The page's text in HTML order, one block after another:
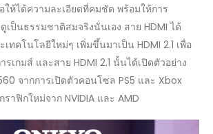
อให้ได้ความละเอียดที่คมชัด พร้อมให้การ
เป็นธรรมชาติสมจริงนั่นเอง สาย HDMI ได้
ทคโนโลยีใหม่ๆ เพิ่มขึ้นมาเป็น HDMI 2.1 เพื่อ
รเกมส์ และสาย HDMI 2.1 นั้นได้เปิดตัวอย่าง
จากการเปิดตัวคอนโซล PS5 และ Xbox
าฟิกใหม่จาก NVIDIA และ AMD